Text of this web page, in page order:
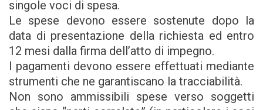
singole voci di spesa.
Le spese devono essere sostenute dopo la
data di presentazione della richiesta ed entro
12 mesi dalla firma dell’atto di impegno.
I pagamenti devono essere effettuati mediante
strumenti che ne garantiscano la tracciabilità.
Non sono ammissibili spese verso soggetti